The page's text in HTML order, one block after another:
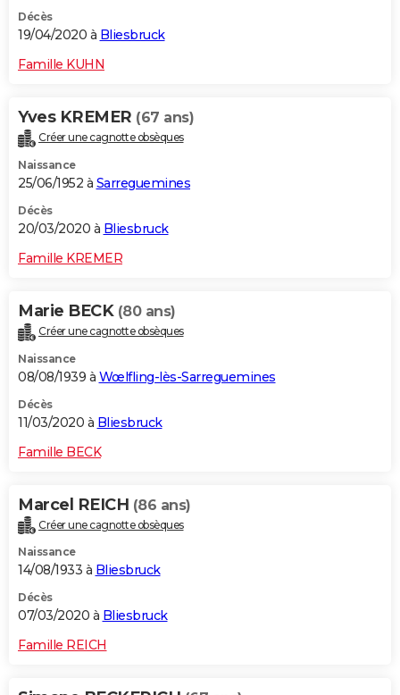
Décès
19/04/2020 à Bliesbruck
Famille KUHN
Yves KREMER (67 ans)
Créer une cagnotte obsèques
Naissance
25/06/1952 à Sarreguemines
Décès
20/03/2020 à Bliesbruck
Famille KREMER
Marie BECK (80 ans)
Créer une cagnotte obsèques
Naissance
08/08/1939 à Wœlfling-lès-Sarreguemines
Décès
11/03/2020 à Bliesbruck
Famille BECK
Marcel REICH (86 ans)
Créer une cagnotte obsèques
Naissance
14/08/1933 à Bliesbruck
Décès
07/03/2020 à Bliesbruck
Famille REICH